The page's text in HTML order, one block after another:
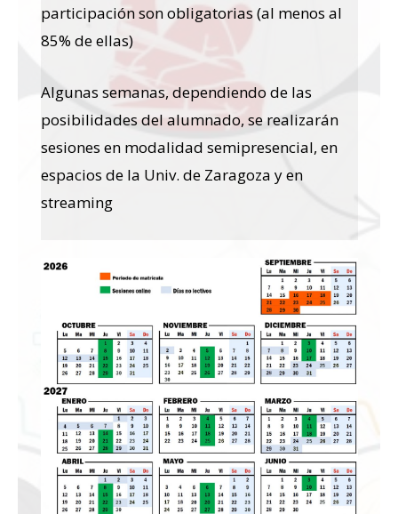
participación son obligatorias (al menos al
85% de ellas)
Algunas semanas, dependiendo de las
posibilidades del alumnado, se realizarán
sesiones en modalidad semipresencial, en
espacios de la Univ. de Zaragoza y en
streaming